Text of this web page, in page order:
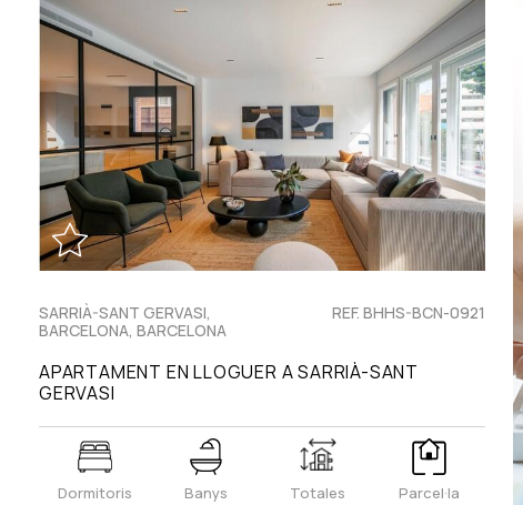
SARRIÀ-SANT GERVASI,
BARCELONA, BARCELONA
REF. BHHS-BCN-0921
APARTAMENT EN LLOGUER A SARRIÀ-SANT
GERVASI
Dormitoris Banys Totales Parcel·la